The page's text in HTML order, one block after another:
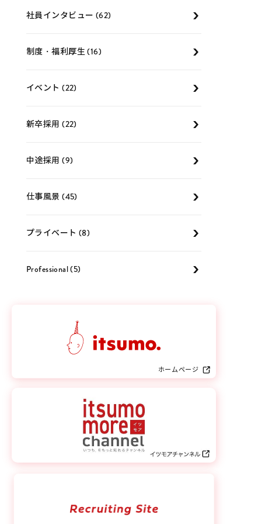
社員インタビュー (62)
制度・福利厚生 (16)
イベント (22)
新卒採用 (22)
中途採用 (9)
仕事風景 (45)
プライベート (8)
Professional (5)